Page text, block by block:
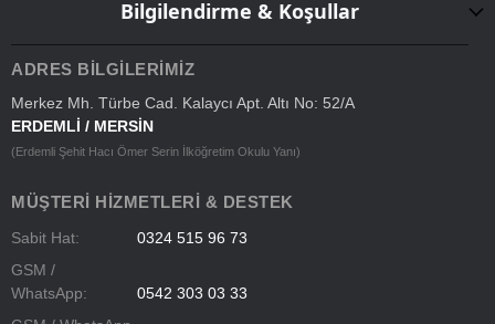
Bilgilendirme & Koşullar
ADRES BILGILERIMIZ
Merkez Mh. Türbe Cad. Kalaycı Apt. Altı No: 52/A
ERDEMLİ / MERSİN
(Erdemli Şehit Hacı Ömer Serin İlköğretim Okulu Yanı)
MÜŞTERI HIZMETLERI & DESTEK
Sabit Hat:
0324 515 96 73
GSM /
WhatsApp:
0542 303 03 33